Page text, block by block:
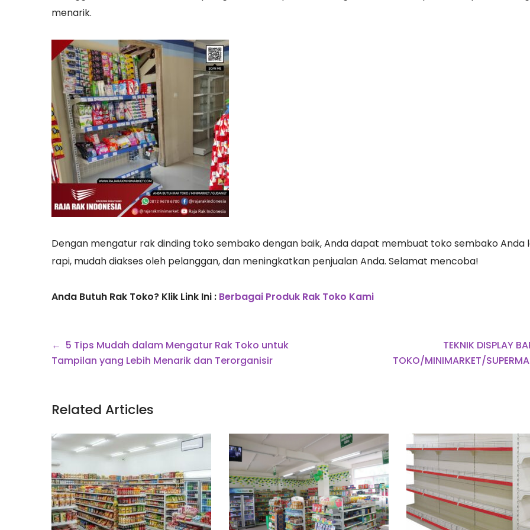
menarik.
Dengan mengatur rak dinding toko sembako dengan baik, Anda dapat membuat toko sembako Anda
rapi, mudah diakses oleh pelanggan, dan meningkatkan penjualan Anda. Selamat mencoba!
Anda Butuh Rak Toko? Klik Link Ini : Berbagai Produk Rak Toko Kami
Navigasi
pos
5 Tips Mudah dalam Mengatur Rak Toko untuk
Tampilan yang Lebih Menarik dan Terorganisir
TEKNIK DISPLAY
TOKO/MINIMARKET/
Related Articles